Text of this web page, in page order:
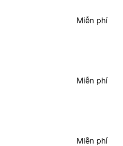
Miễn phí
Miễn phí
Miễn phí